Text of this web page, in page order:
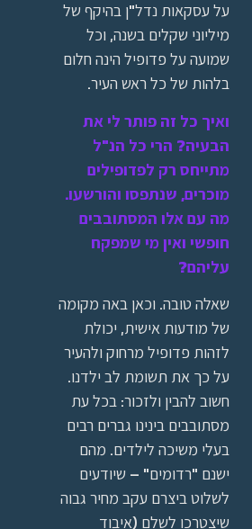
על עסקאות נדל"ן בהיקף של
מיליוני שקלים בשנה, וכל
שמועה על פדופיל הינה חלום
בלהות של כל ראש העיר.
ואיך כל זה פותר לי את
הבעיה? הרי כל הנ"ל
מתייחס רק לפדופילים
מוכרים, שנתפסו והורשעו.
מה עם אלו המסתובבים
חופשי ואין מי שמפקח
עליהם?
שאלה טובה. וכאן באה מקומה
של מודעות אישית, יכולת
לזהות פדופיל מרחוק ולהעיר
על כך את תשומת לב ילדנו.
חשוב להבין ולזכור: בכל עת
מסתובבים בינינו גברים רבים
בעלי משיכה לילדים. מהם
ישנם "רדומים" – שיודעים
לשלוט ביצרם עקב מחיר גבוה
שיצטרכו לשלם (איבוד